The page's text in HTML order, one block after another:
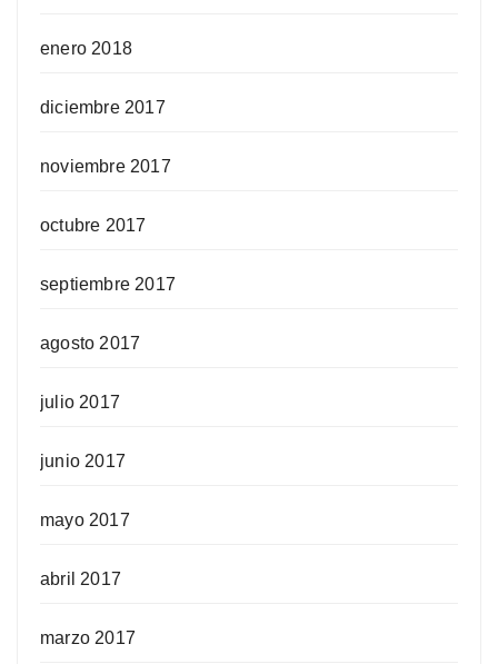
enero 2018
diciembre 2017
noviembre 2017
octubre 2017
septiembre 2017
agosto 2017
julio 2017
junio 2017
mayo 2017
abril 2017
marzo 2017